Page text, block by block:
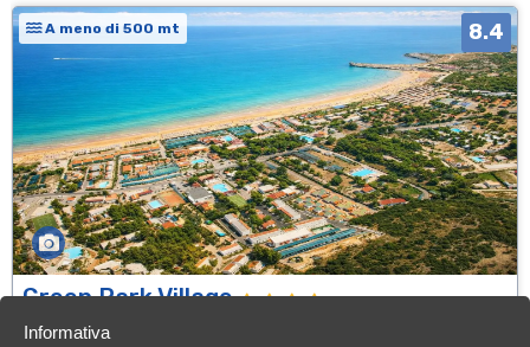
A meno di 500 mt 8.4
Green Park Village
Puglia > Gargano > Vieste
Informativa